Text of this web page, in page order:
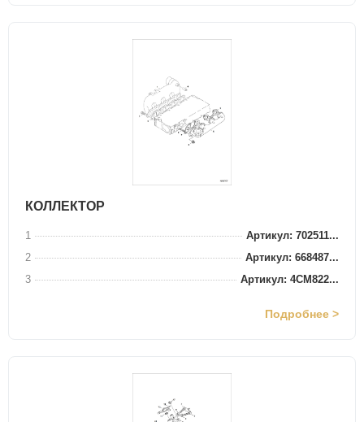
КОЛЛЕКТОР
1
Артикул: 702511...
2
Артикул: 668487...
3
Артикул: 4CM822...
Подробнее >